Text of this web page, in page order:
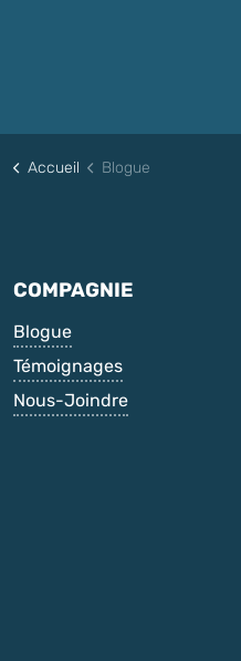
Accueil Blogue
COMPAGNIE
Blogue
Témoignages
Nous-Joindre